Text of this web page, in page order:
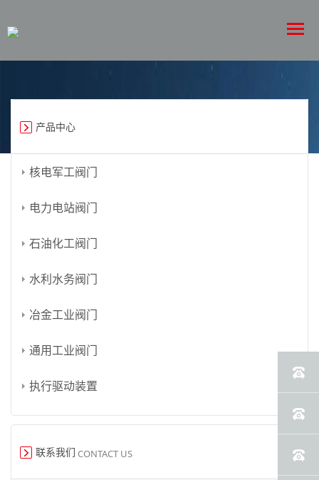
产品中心
核电军工阀门
电力电站阀门
石油化工阀门
水利水务阀门
冶金工业阀门
通用工业阀门
执行驱动装置
联系我们 CONTACT US